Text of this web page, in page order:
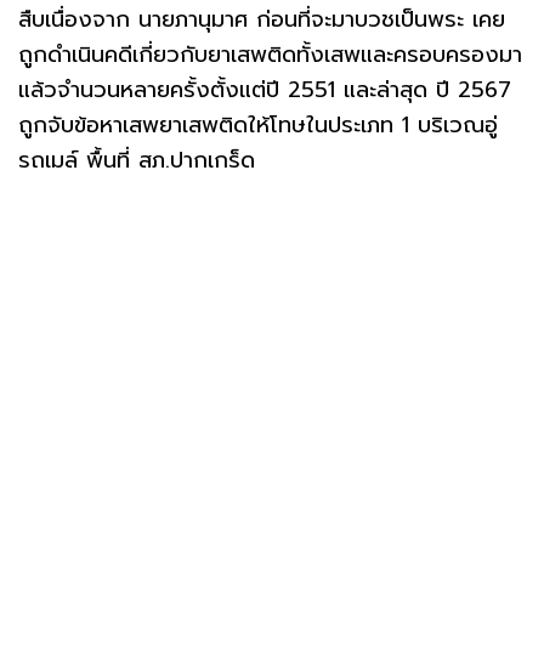
สืบเนื่องจาก นายภานุมาศ ก่อนที่จะมาบวชเป็นพระ เคย
ถูกดำเนินคดีเกี่ยวกับยาเสพติดทั้งเสพและครอบครองมา
แล้วจำนวนหลายครั้งตั้งแต่ปี 2551 และล่าสุด ปี 2567
ถูกจับข้อหาเสพยาเสพติดให้โทษในประเภท 1 บริเวณอู่
รถเมล์ พื้นที่ สภ.ปากเกร็ด